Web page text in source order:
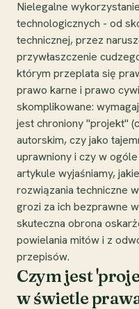
Nielegalne
technologicznych - od
technicznej, przez
przywłaszczenie
którym przeplata się
prawo karne i prawo
skomplikowane:
jest chroniony "projekt"
autorskim, czy jako
uprawniony i czy w
artykule wyjaśniamy,
rozwiązania techniczne
grozi za ich bezprawne
skuteczna obrona
powielania mitów i z
przepisów.
Czym jest
w świetle